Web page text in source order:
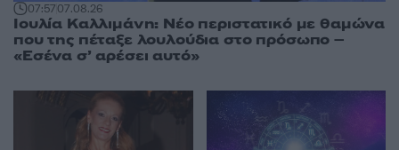
07:5707.08.26
Ιουλία Καλλιμάνη: Νέο περιστατικό με θαμώνα
που της πέταξε λουλούδια στο πρόσωπο –
«Εσένα σ’ αρέσει αυτό»